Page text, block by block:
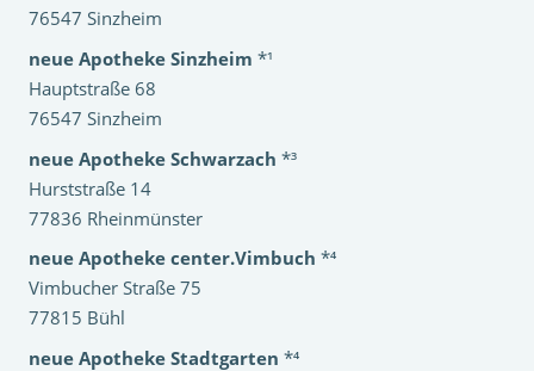
76547 Sinzheim
neue Apotheke Sinzheim *¹
Hauptstraße 68
76547 Sinzheim
neue Apotheke Schwarzach *³
Hurststraße 14
77836 Rheinmünster
neue Apotheke center.Vimbuch *⁴
Vimbucher Straße 75
77815 Bühl
neue Apotheke Stadtgarten *⁴